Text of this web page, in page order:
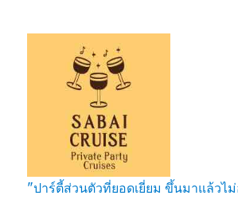
SabaiCruise Private
"ปาร์ตี้ส่วนตัวที่ยอดเยี่ยม ขึ้นมาแล้วไม่